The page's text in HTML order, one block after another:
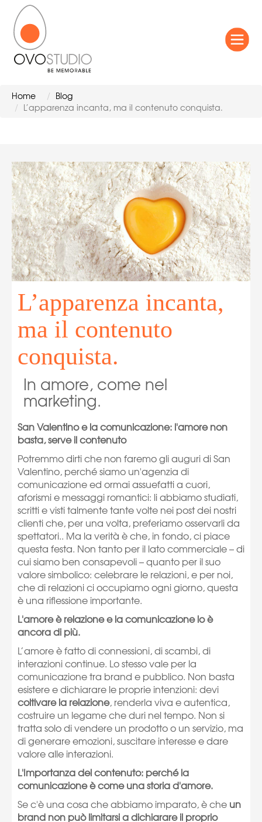
Home
Blog
L’apparenza incanta, ma il contenuto conquista.
L’apparenza incanta,
ma il contenuto
conquista.
In amore, come nel
marketing.
San Valentino e la comunicazione: l'amore non
basta, serve il contenuto
Potremmo dirti che non faremo gli auguri di San
Valentino, perché siamo un'agenzia di
comunicazione ed ormai assuefatti a cuori,
aforismi e messaggi romantici: li abbiamo studiati,
scritti e visti talmente tante volte nei post dei nostri
clienti che, per una volta, preferiamo osservarli da
spettatori.. Ma la verità è che, in fondo, ci piace
questa festa. Non tanto per il lato commerciale – di
cui siamo ben consapevoli – quanto per il suo
valore simbolico: celebrare le relazioni, e per noi,
che di relazioni ci occupiamo ogni giorno, questa
è una riflessione importante.
L'amore è relazione e la comunicazione lo è
ancora di più.
L’amore è fatto di connessioni, di scambi, di
interazioni continue. Lo stesso vale per la
comunicazione tra brand e pubblico. Non basta
esistere e dichiarare le proprie intenzioni: devi
coltivare la relazione, renderla viva e autentica,
costruire un legame che duri nel tempo. Non si
tratta solo di vendere un prodotto o un servizio, ma
di generare emozioni, suscitare interesse e dare
valore alle interazioni.
L'Importanza del contenuto: perché la
comunicazione è come una storia d'amore.
Se c'è una cosa che abbiamo imparato, è che un
brand non può limitarsi a dichiarare il proprio